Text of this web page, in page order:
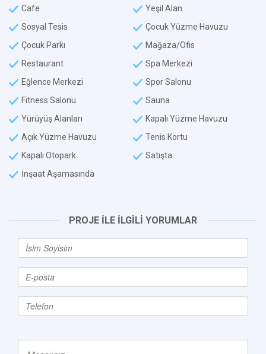
Cafe
Yeşil Alan
Sosyal Tesis
Çocuk Yüzme Havuzu
Çocuk Parkı
Mağaza/Ofis
Restaurant
Spa Merkezi
Eğlence Merkezi
Spor Salonu
Fitness Salonu
Sauna
Yürüyüş Alanları
Kapalı Yüzme Havuzu
Açık Yüzme Havuzu
Tenis Kortu
Kapalı Otopark
Satışta
İnşaat Aşamasında
PROJE İLE İLGİLİ YORUMLAR